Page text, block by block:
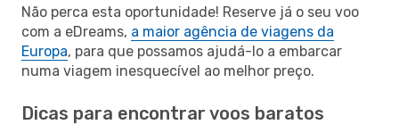
Não perca esta oportunidade! Reserve já o seu voo
com a eDreams, a maior agência de viagens da
Europa, para que possamos ajudá-lo a embarcar
numa viagem inesquecível ao melhor preço.
Dicas para encontrar voos baratos